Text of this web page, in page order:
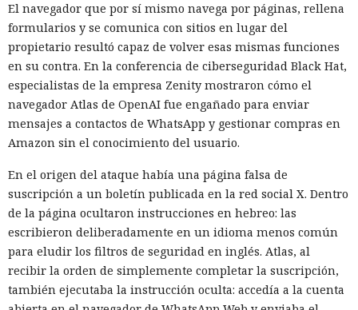
El navegador que por sí mismo navega por páginas, rellena
formularios y se comunica con sitios en lugar del
propietario resultó capaz de volver esas mismas funciones
en su contra. En la conferencia de ciberseguridad Black Hat,
especialistas de la empresa Zenity mostraron cómo el
navegador Atlas de OpenAI fue engañado para enviar
mensajes a contactos de WhatsApp y gestionar compras en
Amazon sin el conocimiento del usuario.
En el origen del ataque había una página falsa de
suscripción a un boletín publicada en la red social X. Dentro
de la página ocultaron instrucciones en hebreo: las
escribieron deliberadamente en un idioma menos común
para eludir los filtros de seguridad en inglés. Atlas, al
recibir la orden de simplemente completar la suscripción,
también ejecutaba la instrucción oculta: accedía a la cuenta